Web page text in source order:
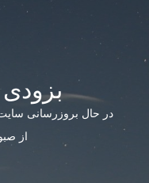
در حال بروزرسانی
از